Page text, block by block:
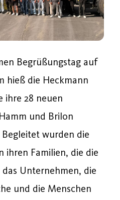
Begrüßungstag auf
hieß die Heckmann
ihre 28 neuen
und Brilon
wurden die
ihren Familien, die die
Unternehmen, die
und die Menschen